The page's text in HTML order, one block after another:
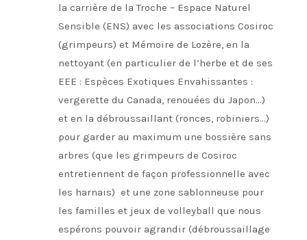
la carrière de la Troche – Espace Naturel
Sensible (ENS) avec les associations Cosiroc
(grimpeurs) et Mémoire de Lozère, en la
nettoyant (en particulier de l’herbe et de ses
EEE : Espèces Exotiques Envahissantes :
vergerette du Canada, renouées du Japon…)
et en la débroussaillant (ronces, robiniers…)
pour garder au maximum une bossière sans
arbres (que les grimpeurs de Cosiroc
entretiennent de façon professionnelle avec
les harnais) et une zone sablonneuse pour
les familles et jeux de volleyball que nous
espérons pouvoir agrandir (débroussaillage